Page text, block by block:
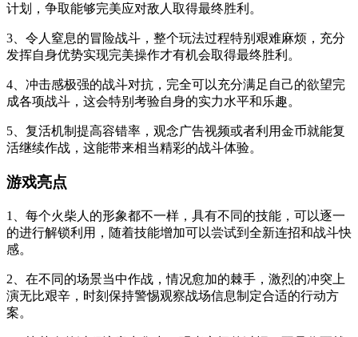
计划，争取能够完美应对敌人取得最终胜利。
3、令人窒息的冒险战斗，整个玩法过程特别艰难麻烦，充分
发挥自身优势实现完美操作才有机会取得最终胜利。
4、冲击感极强的战斗对抗，完全可以充分满足自己的欲望完
成各项战斗，这会特别考验自身的实力水平和乐趣。
5、复活机制提高容错率，观念广告视频或者利用金币就能复
活继续作战，这能带来相当精彩的战斗体验。
游戏亮点
1、每个火柴人的形象都不一样，具有不同的技能，可以逐一
的进行解锁利用，随着技能增加可以尝试到全新连招和战斗快
感。
2、在不同的场景当中作战，情况愈加的棘手，激烈的冲突上
演无比艰辛，时刻保持警惕观察战场信息制定合适的行动方
案。